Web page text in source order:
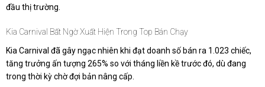
đầu thị trường.
Kia Carnival Bất Ngờ Xuất Hiện Trong Top Bán Chạy
Kia Carnival đã gây ngạc nhiên khi đạt doanh số bán ra 1.023 chiếc,
tăng trưởng ấn tượng 265% so với tháng liền kề trước đó, dù đang
trong thời kỳ chờ đợi bản nâng cấp.